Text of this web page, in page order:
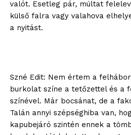
valót. Esetleg pár, múltat
külső falra vagy valahova
a nyitást.
Szné Edit: Nem értem a
burkolat színe a tetőzettel és a
színével. Már bocsánat, de a
Talán annyi szépséghiba van,
kapubejáró szintén ennek a